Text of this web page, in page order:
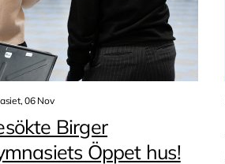
06 Nov
Birger
Öppet hus!